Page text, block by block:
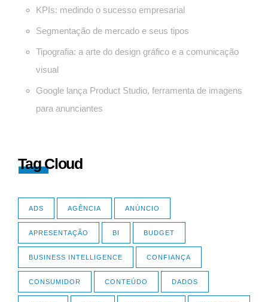
KPIs: medindo o sucesso empresarial
Segmentação de mercado e seus tipos
Tipografia: a arte do design gráfico e a comunicação
visual
Google lança Product Studio, ferramenta de imagens
para anunciantes
Tag Cloud
ADS AGÊNCIA ANÚNCIO
APRESENTAÇÃO BI BUDGET
BUSINESS INTELLIGENCE CONFIANÇA
CONSUMIDOR CONTEÚDO DADOS